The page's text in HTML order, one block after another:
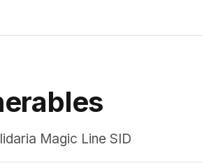
Magic Line SID